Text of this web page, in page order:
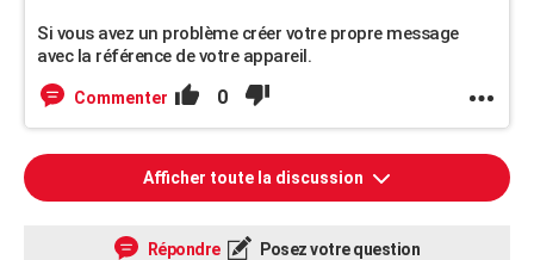
Si vous avez un problème créer votre propre message
avec la référence de votre appareil.
Commenter 0
Afficher toute la discussion
Répondre Posez votre question